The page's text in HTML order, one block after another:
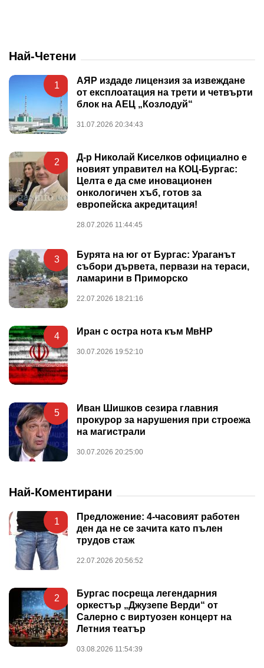
Най-Четени
1
АЯР издаде лицензия за извеждане
от експлоатация на трети и четвърти
блок на АЕЦ „Козлодуй“
31.07.2026 20:34:43
2
Д-р Николай Киселков официално е
новият управител на КОЦ-Бургас:
Целта е да сме иновационен
онкологичен хъб, готов за
европейска акредитация!
28.07.2026 11:44:45
3
Бурята на юг от Бургас: Ураганът
събори дървета, первази на тераси,
ламарини в Приморско
22.07.2026 18:21:16
4 Иран с остра нота към МвНР
30.07.2026 19:52:10
5
Иван Шишков сезира главния
прокурор за нарушения при строежа
на магистрали
30.07.2026 20:25:00
Най-Коментирани
1
Предложение: 4-часовият работен
ден да не се зачита като пълен
трудов стаж
22.07.2026 20:56:52
2
Бургас посреща легендарния
оркестър „Джузепе Верди“ от
Салерно с виртуозен концерт на
Летния театър
03.08.2026 11:54:39